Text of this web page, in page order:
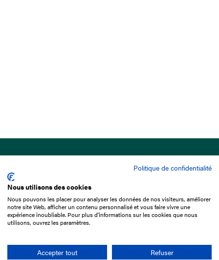
15 Boulevard de Douaumont
75017 Paris
01 49 10 20 29
Rechercher
Politique de confidentialité
Nous utilisons des cookies
Nous pouvons les placer pour analyser les données de nos visiteurs, améliorer
notre site Web, afficher un contenu personnalisé et vous faire vivre une
expérience inoubliable. Pour plus d'informations sur les cookies que nous
utilisons, ouvrez les paramètres.
Accepter tout
Refuser